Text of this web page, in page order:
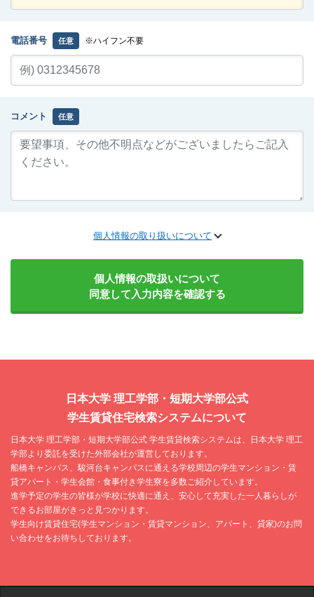
電話番号 任意 ※ハイフン不要
コメント 任意
個人情報の取り扱いについて
個人情報の取扱いについて
同意して入力内容を確認する
日本大学 理工学部・短期大学部公式
学生賃貸住宅検索システムについて
日本大学 理工学部・短期大学部公式 学生賃貸検索システムは、日本大学 理工
学部より委託を受けた外部会社が運営しております。
船橋キャンパス、駿河台キャンパスに通える学校周辺の学生マンション・賃
貸アパート・学生会館・食事付き学生寮を多数ご紹介しています。
進学予定の学生の皆様が学校に快適に通え、安心して充実した一人暮らしが
できるお部屋がきっと見つかります。
学生向け賃貸住宅(学生マンション・賃貸マンション、アパート、貸家)のお問
い合わせをお待ちしております。